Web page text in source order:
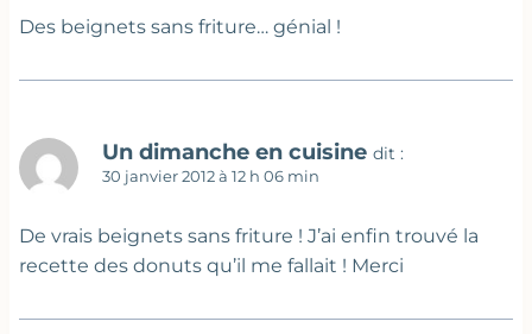
Des beignets sans friture… génial !
Un dimanche en cuisine dit :
30 janvier 2012 à 12 h 06 min
De vrais beignets sans friture ! J’ai enfin trouvé la
recette des donuts qu’il me fallait ! Merci